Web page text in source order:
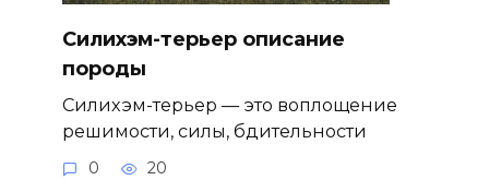
Силихэм-терьер описание
породы
Силихэм-терьер — это воплощение
решимости, силы, бдительности
0 20